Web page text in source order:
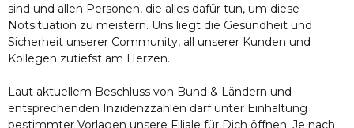
sind und allen Personen, die alles dafür tun, um diese
Notsituation zu meistern. Uns liegt die Gesundheit und
Sicherheit unserer Community, all unserer Kunden und
Kollegen zutiefst am Herzen.
Laut aktuellem Beschluss von Bund & Ländern und
entsprechenden Inzidenzzahlen darf unter Einhaltung
bestimmter Vorlagen unsere Filiale für Dich öffnen. Je nach